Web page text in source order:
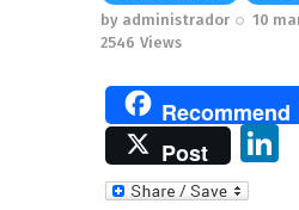
by administrador
10
2546 Views
Recommend
Post